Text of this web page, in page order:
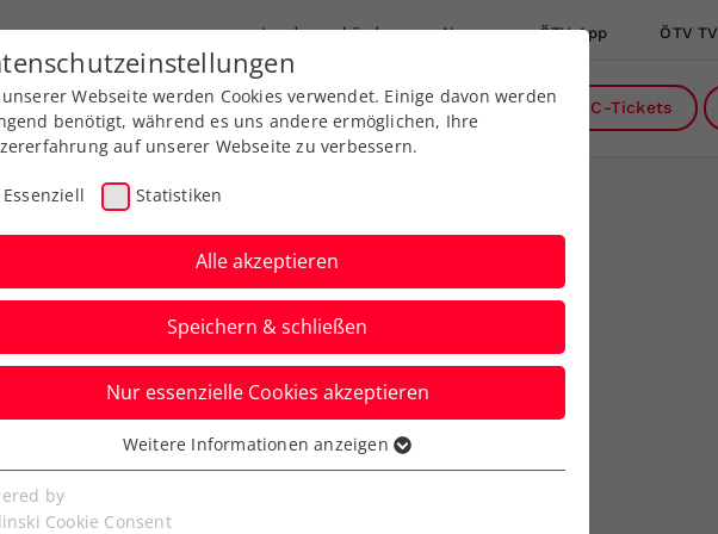
Landesverbände News ÖTV App ÖTV TV
Ausbildung Services Über uns DC-Tickets
ÖTV-Damen
1. Gruppensieg
Webseite werden Cookies verwendet. Einige davon werden
benötigt, während es uns andere ermöglichen, Ihre
auf unserer Webseite zu verbessern.
Essenziell Statistiken
Alle akzeptieren
Speichern & schließen
Nur essenzielle Cookies akzeptieren
Cookies werden für grundlegende Funktionen der
benötigt. Dadurch ist gewährleistet, dass die Webseite
Weitere Informationen anzeigen
by
Cookie Consent